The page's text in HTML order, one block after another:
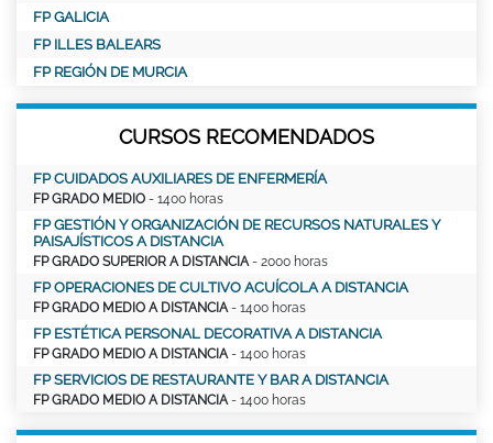
FP GALICIA
FP ILLES BALEARS
FP REGIÓN DE MURCIA
CURSOS RECOMENDADOS
FP CUIDADOS AUXILIARES DE ENFERMERÍA
FP GRADO MEDIO - 1400 horas
FP GESTIÓN Y ORGANIZACIÓN DE RECURSOS NATURALES Y
PAISAJÍSTICOS A DISTANCIA
FP GRADO SUPERIOR A DISTANCIA- 2000 horas
FP OPERACIONES DE CULTIVO ACUÍCOLA A DISTANCIA
FP GRADO MEDIO A DISTANCIA- 1400 horas
FP ESTÉTICA PERSONAL DECORATIVA A DISTANCIA
FP GRADO MEDIO A DISTANCIA- 1400 horas
FP SERVICIOS DE RESTAURANTE Y BAR A DISTANCIA
FP GRADO MEDIO A DISTANCIA- 1400 horas